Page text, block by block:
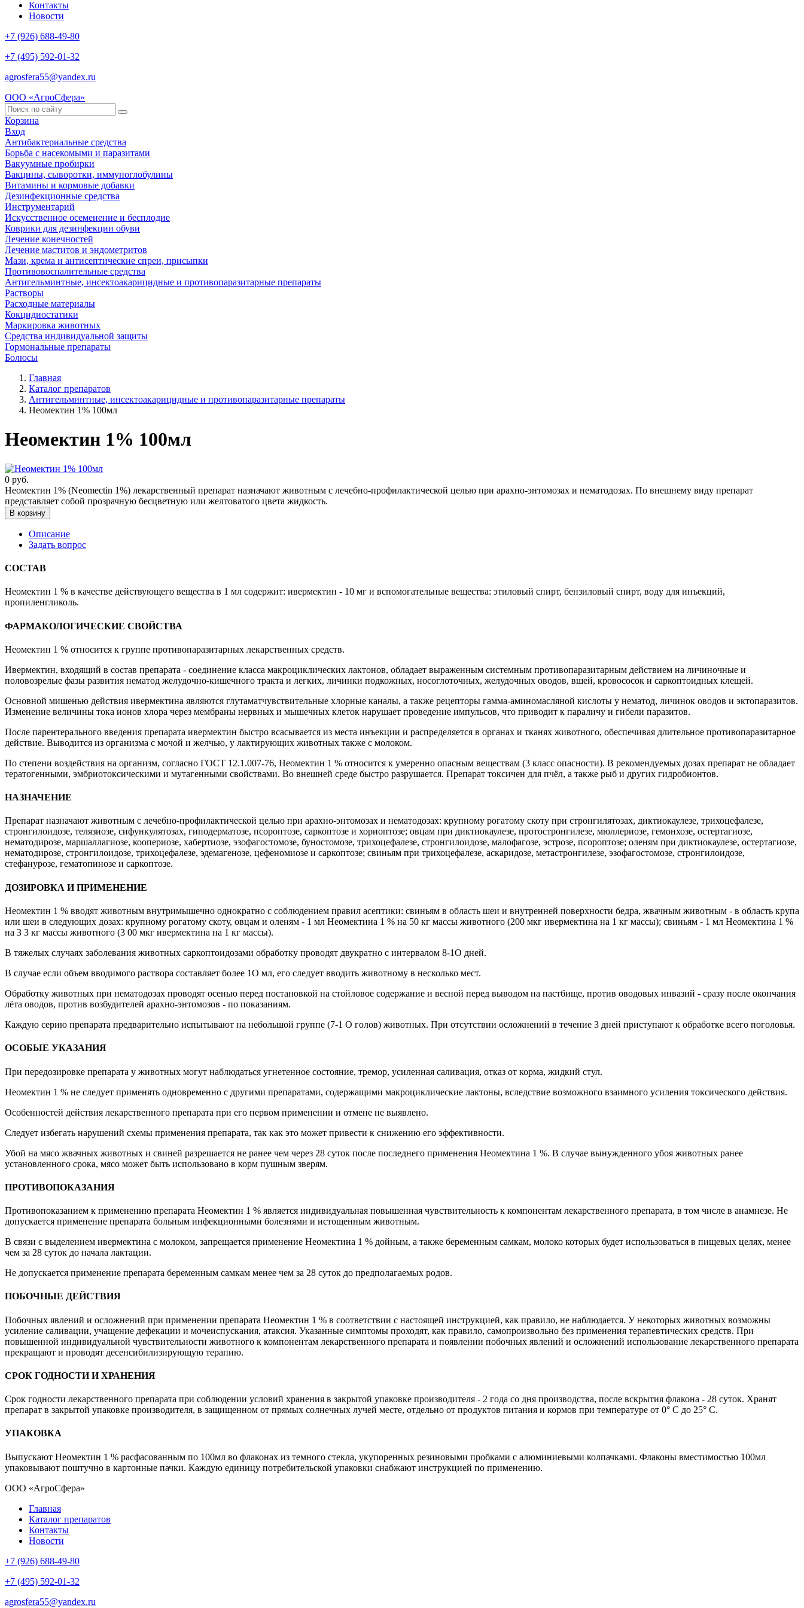
Контакты
Новости
+7 (926) 688-49-80
+7 (495) 592-01-32
agrosfera55@yandex.ru
ООО «АгроСфера»
Корзина
Вход
Антибактериальные средства
Борьба с насекомыми и паразитами
Вакуумные пробирки
Вакцины, сыворотки, иммуноглобулины
Витамины и кормовые добавки
Дезинфекционные средства
Инструментарий
Искусственное осеменение и бесплодие
Коврики для дезинфекции обуви
Лечение конечностей
Лечение маститов и эндометритов
Мази, крема и антисептические спреи, присыпки
Противовоспалительные средства
Антигельминтные, инсектоакарицидные и противопаразитарные препараты
Растворы
Расходные материалы
Кокцидиостатики
Маркировка животных
Средства индивидуальной защиты
Гормональные препараты
Болюсы
Главная
Каталог препаратов
Антигельминтные, инсектоакарицидные и противопаразитарные препараты
Неомектин 1% 100мл
Неомектин 1% 100мл
0 руб.
Неомектин 1% (Neomectin 1%) лекарственный препарат назначают животным с лечебно-профилактической целью при арахно-энтомозах и нематодозах. По внешнему виду препарат
представляет собой прозрачную бесцветную или желтоватого цвета жидкость.
В корзину
Описание
Задать вопрос
СОСТАВ
Неомектин 1 % в качестве действующего вещества в 1 мл содержит: ивермектин - 10 мг и вспомогательные вещества: этиловый спирт, бензиловый спирт, воду для инъекций,
пропиленгликоль.
ФАРМАКОЛОГИЧЕСКИЕ СВОЙСТВА
Неомектин 1 % относится к группе противопаразитарных лекарственных средств.
Ивермектин, входящий в состав препарата - соединение класса макроциклических лактонов, обладает выраженным системным противопаразитарным действием на личиночные и
половозрелые фазы развития нематод желудочно-кишечного тракта и легких, личинки подкожных, носоглоточных, желудочных оводов, вшей, кровососок и саркоптоидных клещей.
Основной мишенью действия ивермектина являются глутаматчувствительные хлорные каналы, а также рецепторы гамма-аминомасляной кислоты у нематод, личинок оводов и эктопаразитов.
Изменение величины тока ионов хлора через мембраны нервных и мышечных клеток нарушает проведение импульсов, что приводит к параличу и гибели паразитов.
После парентерального введения препарата ивермектин быстро всасывается из места инъекции и распределяется в органах и тканях животного, обеспечивая длительное противопаразитарное
действие. Выводится из организма с мочой и желчью, у лактирующих животных также с молоком.
По степени воздействия на организм, согласно ГОСТ 12.1.007-76, Неомектин 1 % относится к умеренно опасным веществам (3 класс опасности). В рекомендуемых дозах препарат не обладает
тератогенными, эмбриотоксическими и мутагенными свойствами. Во внешней среде быстро разрушается. Препарат токсичен для пчёл, а также рыб и других гидробионтов.
НАЗНАЧЕНИЕ
Препарат назначают животным с лечебно-профилактической целью при арахно-энтомозах и нематодозах: крупному рогатому скоту при стронгилятозах, диктиокаулезе, трихоцефалезе,
стронгилоидозе, телязиозе, сифункулятозах, гиподерматозе, псороптозе, саркоптозе и хориоптозе; овцам при диктиокаулезе, протостронгилезе, мюллериозе, гемонхозе, остертагиозе,
нематодирозе, маршаллагиозе, коопериозе, хабертиозе, эзофагостомозе, буностомозе, трихоцефалезе, стронгилоидозе, малофагозе, эстрозе, псороптозе; оленям при диктиокаулезе, остертагиозе,
нематодирозе, стронгилоидозе, трихоцефалезе, эдемагенозе, цефеномиозе и саркоптозе; свиньям при трихоцефалезе, аскаридозе, метастронгилезе, эзофагостомозе, стронгилоидозе,
стефанурозе, гематопинозе и саркоптозе.
ДОЗИРОВКА И ПРИМЕНЕНИЕ
Неомектин 1 % вводят животным внутримышечно однократно с соблюдением правил асептики: свиньям в область шеи и внутренней поверхности бедра, жвачным животным - в область крупа
или шеи в следующих дозах: крупному рогатому скоту, овцам и оленям - 1 мл Неомектина 1 % на 50 кг массы животного (200 мкг ивермектина на 1 кг массы); свиньям - 1 мл Неомектина 1 %
на 3 3 кг массы животного (3 00 мкг ивермектина на 1 кг массы).
В тяжелых случаях заболевания животных саркоптоидозами обработку проводят двукратно с интервалом 8-1О дней.
В случае если объем вводимого раствора составляет более 1О мл, его следует вводить животному в несколько мест.
Обработку животных при нематодозах проводят осенью перед постановкой на стойловое содержание и весной перед выводом на пастбище, против оводовых инвазий - сразу после окончания
лёта оводов, против возбудителей арахно-энтомозов - по показаниям.
Каждую серию препарата предварительно испытывают на небольшой группе (7-1 О голов) животных. При отсутствии осложнений в течение 3 дней приступают к обработке всего поголовья.
ОСОБЫЕ УКАЗАНИЯ
При передозировке препарата у животных могут наблюдаться угнетенное состояние, тремор, усиленная саливация, отказ от корма, жидкий стул.
Неомектин 1 % не следует применять одновременно с другими препаратами, содержащими макроциклические лактоны, вследствие возможного взаимного усиления токсического действия.
Особенностей действия лекарственного препарата при его первом применении и отмене не выявлено.
Следует избегать нарушений схемы применения препарата, так как это может привести к снижению его эффективности.
Убой на мясо жвачных животных и свиней разрешается не ранее чем через 28 суток после последнего применения Неомектина 1 %. В случае вынужденного убоя животных ранее
установленного срока, мясо может быть использовано в корм пушным зверям.
ПРОТИВОПОКАЗАНИЯ
Противопоказанием к применению препарата Неомектин 1 % является индивидуальная повышенная чувствительность к компонентам лекарственного препарата, в том числе в анамнезе. Не
допускается применение препарата больным инфекционными болезнями и истощенным животным.
В связи с выделением ивермектина с молоком, запрещается применение Неомектина 1 % дойным, а также беременным самкам, молоко которых будет использоваться в пищевых целях, менее
чем за 28 суток до начала лактации.
Не допускается применение препарата беременным самкам менее чем за 28 суток до предполагаемых родов.
ПОБОЧНЫЕ ДЕЙСТВИЯ
Побочных явлений и осложнений при применении препарата Неомектин 1 % в соответствии с настоящей инструкцией, как правило, не наблюдается. У некоторых животных возможны
усиление саливации, учащение дефекации и мочеиспускания, атаксия. Указанные симптомы проходят, как правило, самопроизвольно без применения терапевтических средств. При
повышенной индивидуальной чувствительности животного к компонентам лекарственного препарата и появлении побочных явлений и осложнений использование лекарственного препарата
прекращают и проводят десенсибилизирующую терапию.
СРОК ГОДНОСТИ И ХРАНЕНИЯ
Срок годности лекарственного препарата при соблюдении условий хранения в закрытой упаковке производителя - 2 года со дня производства, после вскрытия флакона - 28 суток. Хранят
препарат в закрытой упаковке производителя, в защищенном от прямых солнечных лучей месте, отдельно от продуктов питания и кормов при температуре от 0° С до 25° С.
УПАКОВКА
Выпускают Неомектин 1 % расфасованным по 100мл во флаконах из темного стекла, укупоренных резиновыми пробками с алюминиевыми колпачками. Флаконы вместимостью 100мл
упаковывают поштучно в картонные пачки. Каждую единицу потребительской упаковки снабжают инструкцией по применению.
ООО «АгроСфера»
Главная
Каталог препаратов
Контакты
Новости
+7 (926) 688-49-80
+7 (495) 592-01-32
agrosfera55@yandex.ru